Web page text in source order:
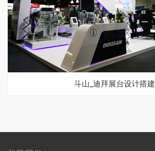
斗山_迪拜展台设计搭建